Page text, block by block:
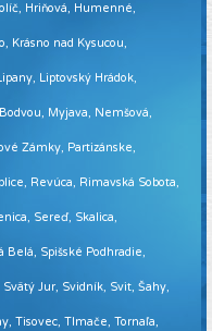
Hriňová, Humenné,
Krásno nad Kysucou,
Liptovský Hrádok,
Myjava, Nemšová,
Zámky, Partizánske,
Revúca, Rimavská Sobota,
Sereď, Skalica,
Belá, Spišské Podhradie,
Jur, Svidník, Svit, Šahy,
Tisovec, Tlmače, Tornaľa,